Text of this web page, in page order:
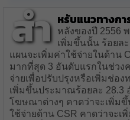
สำ หรับแนวทางกา
หลังของปี 2556
เพิ่มขึ้นนั้น ร้อยล
แผนจะเพิ่มค่าใช้จ่ายในด้าน
มากที่สุด 3 อันดับแรกในช่วง
จ่ายเพื่อปรับปรุงหรือเพิ่มช่อง
เพิ่มขึ้นประมาณร้อยละ 28.3
โฆษณาต่างๆ คาดว่าจะเพิ่ม
ใช้จ่ายด้าน CSR คาดว่าจะ